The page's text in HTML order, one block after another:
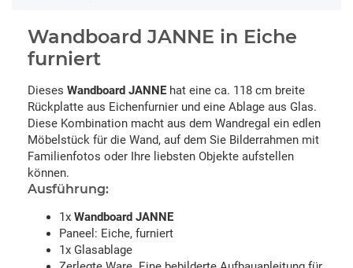
Wandboard JANNE in Eiche
furniert
Dieses Wandboard JANNE hat eine ca. 118 cm breite
Rückplatte aus Eichenfurnier und eine Ablage aus Glas.
Diese Kombination macht aus dem Wandregal ein edlen
Möbelstück für die Wand, auf dem Sie Bilderrahmen mit
Familienfotos oder Ihre liebsten Objekte aufstellen
können.
Ausführung:
1x Wandboard JANNE
Paneel: Eiche, furniert
1x Glasablage